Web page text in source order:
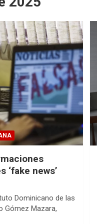
‘fake news’
Dominicano de las
Gómez Mazara,